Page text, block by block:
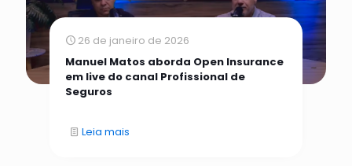
26 de janeiro de 2026
Manuel Matos aborda Open Insurance
em live do canal Profissional de
Seguros
Leia mais